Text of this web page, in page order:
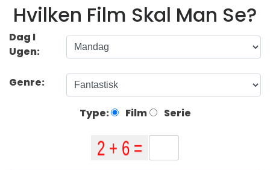
Hvilken Film Skal Man Se?
Dag I
Ugen:
Genre:
Type: Film Serie